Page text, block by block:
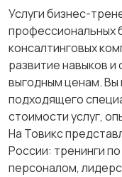
Услуги бизнес-
профессиональных
консалтинговых
развитие навыков
выгодным ценам.
подходящего
стоимости услуг,
На Товикс
России: тренинги
персоналом,